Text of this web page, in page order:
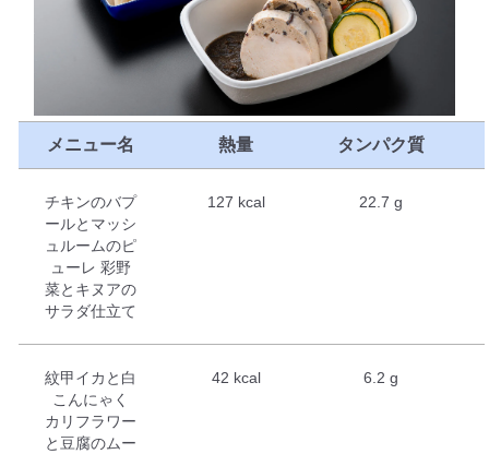
メニュー名 熱量 タンパク質
チキンのバプ
ールとマッシ
ュルームのピ
ューレ 彩野
菜とキヌアの
サラダ仕立て
127 kcal 22.7 g
紋甲イカと白
こんにゃく
カリフラワー
と豆腐のムー
42 kcal 6.2 g